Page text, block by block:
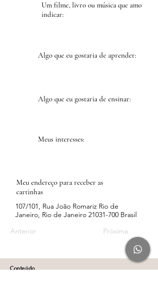
Um filme, livro ou música que amo
indicar:
Algo que eu gostaria de aprender:
Algo que eu gostaria de ensinar:
Meus interesses:
Meu endereço para receber as
cartinhas
107/101, Rua João Romariz Rio de
Janeiro, Rio de Janeiro 21031-700 Brasil
Anterior
Próxima
Conteúdo